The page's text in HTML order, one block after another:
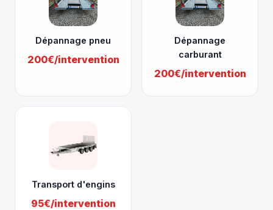
Dépannage pneu
200€/intervention
Dépannage
carburant
200€/intervention
Transport d'engins
95€/intervention